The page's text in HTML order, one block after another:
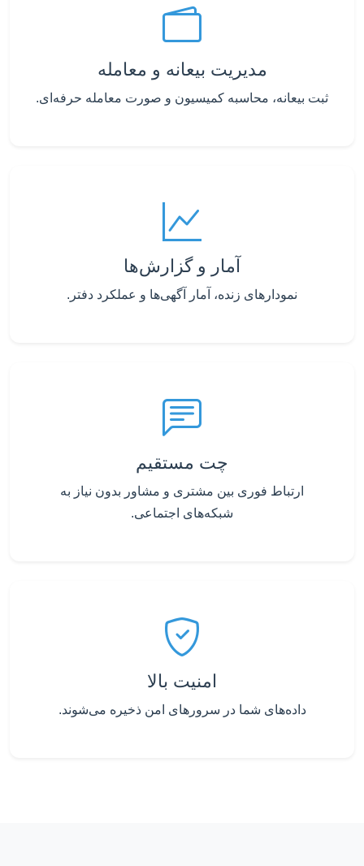
مدیریت بیعانه و معامله
ثبت بیعانه، محاسبه کمیسیون و صورت معامله حرفه‌ای.
آمار و گزارش‌ها
نمودارهای زنده، آمار آگهی‌ها و عملکرد دفتر.
چت مستقیم
ارتباط فوری بین مشتری و مشاور بدون نیاز به
شبکه‌های اجتماعی.
امنیت بالا
داده‌های شما در سرورهای امن ذخیره می‌شوند.